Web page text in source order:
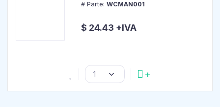
# Parte: WCMAN001
$ 24.43 +IVA